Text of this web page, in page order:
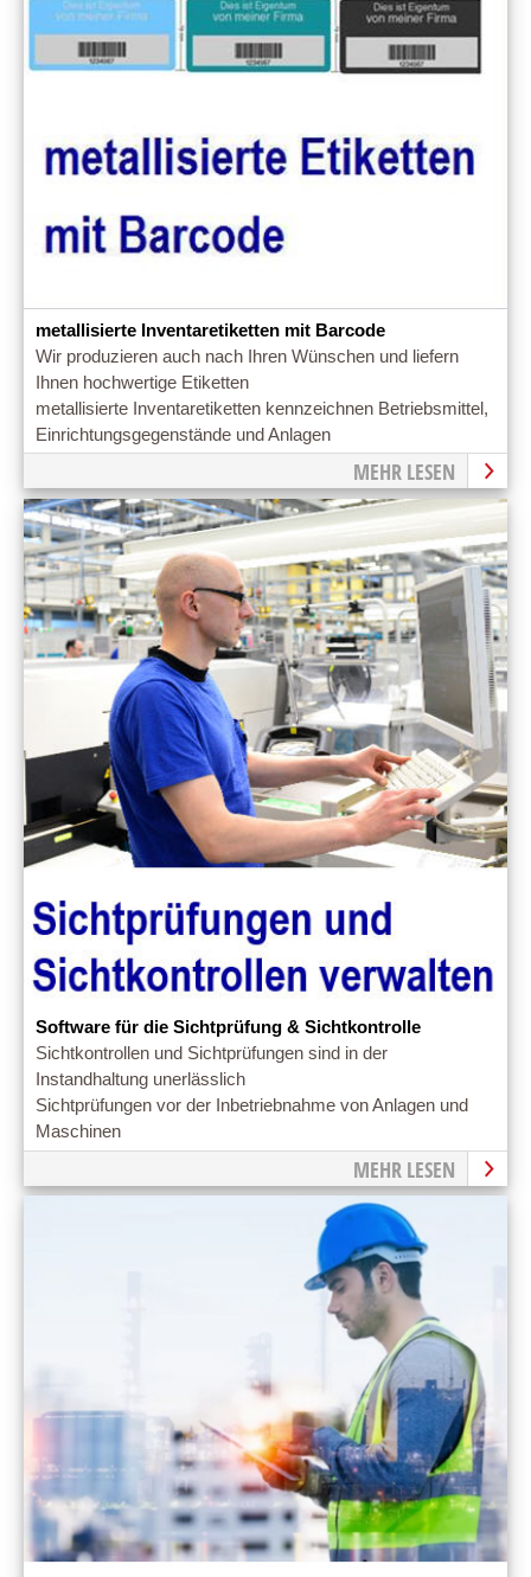
metallisierte Inventaretiketten mit Barcode
Wir produzieren auch nach Ihren Wünschen und liefern
Ihnen hochwertige Etiketten
metallisierte Inventaretiketten kennzeichnen Betriebsmittel,
Einrichtungsgegenstände und Anlagen
MEHR LESEN
Software für die Sichtprüfung & Sichtkontrolle
Sichtkontrollen und Sichtprüfungen sind in der
Instandhaltung unerlässlich
Sichtprüfungen vor der Inbetriebnahme von Anlagen und
Maschinen
MEHR LESEN